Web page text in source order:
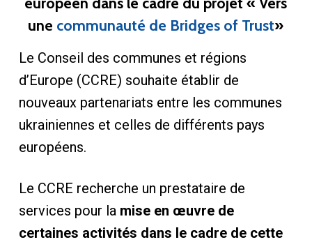
une communauté de Bridges of Trust»
Le Conseil des communes et régions
d’Europe (CCRE) souhaite établir de
nouveaux partenariats entre les communes
ukrainiennes et celles de différents pays
européens.
Le CCRE recherche un prestataire de
services pour la mise en œuvre de
certaines activités dans le cadre de cette